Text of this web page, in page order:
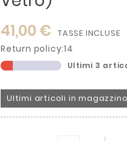
41,00 € TASSE INCLUSE
Return policy:14
Ultimi 3
Ultimi articoli in magazzino